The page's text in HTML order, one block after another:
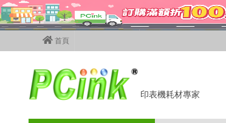
首頁
印表機耗材專家
Home ricoh碳粉匣 ricoh彩色碳粉匣 sp c242dn